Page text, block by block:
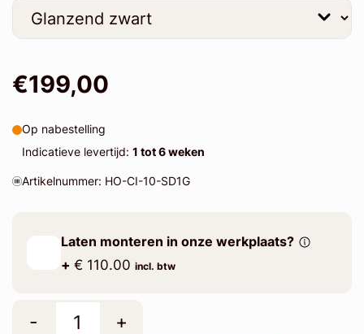
€199,00
Op nabestelling
Indicatieve levertijd: 1 tot 6 weken
Artikelnummer: HO-CI-10-SD1G
Laten monteren in onze werkplaats?
+ € 110.00 incl. btw
- +